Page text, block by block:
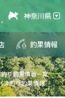
神奈川県
釣果情報
り釣果情報一覧
ス釣り釣果情報